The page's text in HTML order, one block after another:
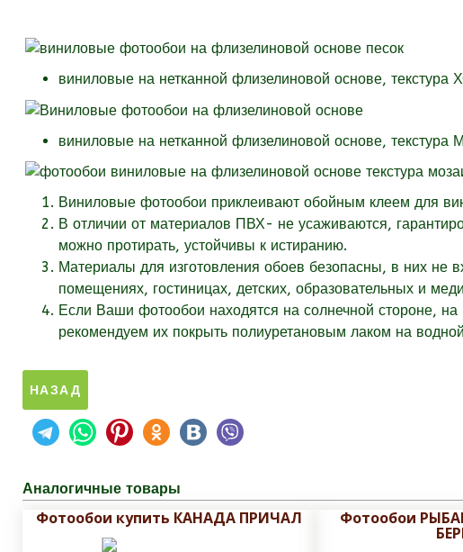
виниловые на нетканной флизелиновой основе, текстура
виниловые на нетканной флизелиновой основе, текстура
Виниловые фотообои приклеивают обойным клеем для
В отличии от материалов ПВХ- не усаживаются,
можно протирать, устойчивы к истиранию.
Материалы для изготовления обоев безопасны, в них не
помещениях, гостиницах, детских, образовательных и
Если Ваши фотообои находятся на солнечной стороне, на
рекомендуем их покрыть полиуретановым лаком на
Аналогичные товары
Фотообои купить КАНАДА ПРИЧАЛ Фотообои